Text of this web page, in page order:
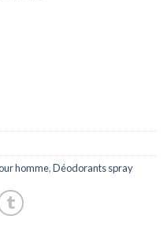
homme,Déodorants spray